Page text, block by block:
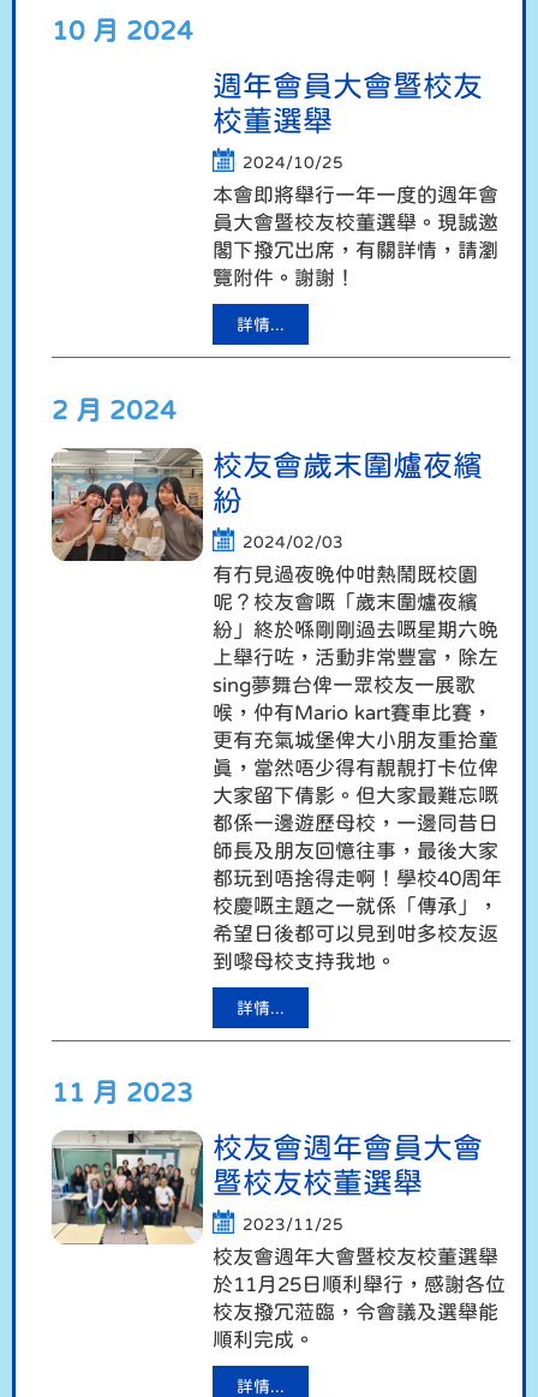
10 月 2024
週年會員大會暨校友
校董選舉
2024/10/25
本會即將舉行一年一度的週年會
員大會暨校友校董選舉。現誠邀
閣下撥冗出席，有關詳情，請瀏
覽附件。謝謝！
詳情...
2 月 2024
校友會歲末圍爐夜繽
紛
2024/02/03
有冇見過夜晚仲咁熱鬧既校園
呢？校友會嘅「歲末圍爐夜繽
紛」終於喺剛剛過去嘅星期六晚
上舉行咗，活動非常豐富，除左
sing夢舞台俾一眾校友一展歌
喉，仲有Mario kart賽車比賽，
更有充氣城堡俾大小朋友重拾童
真，當然唔少得有靚靚打卡位俾
大家留下倩影。但大家最難忘嘅
都係一邊遊歷母校，一邊同昔日
師長及朋友回憶往事，最後大家
都玩到唔捨得走啊！學校40周年
校慶嘅主題之一就係「傳承」，
希望日後都可以見到咁多校友返
到嚟母校支持我地。
詳情...
11 月 2023
校友會週年會員大會
暨校友校董選舉
2023/11/25
校友會週年大會暨校友校董選舉
於11月25日順利舉行，感謝各位
校友撥冗蒞臨，令會議及選舉能
順利完成。
詳情...